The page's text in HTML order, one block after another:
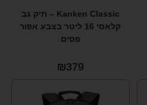
Kanken Classic – תיק גב
קלאסי 16 ליטר בצבע אפור
פסים
₪379